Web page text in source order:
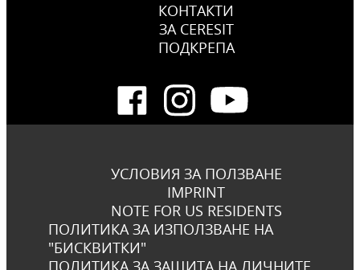
КОНТАКТИ
ЗА CERESIT
ПОДКРЕПА
УСЛОВИЯ ЗА ПОЛЗВАНЕ
IMPRINT
NOTE FOR US RESIDENTS
ПОЛИТИКА ЗА ИЗПОЛЗВАНЕ НА
"БИСКВИТКИ"